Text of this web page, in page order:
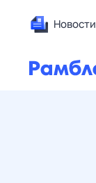
Новости